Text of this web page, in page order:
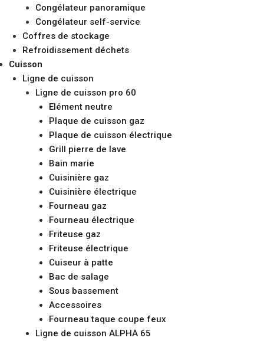
Congélateur panoramique
Congélateur self-service
Coffres de stockage
Refroidissement déchets
Cuisson
Ligne de cuisson
Ligne de cuisson pro 60
Elément neutre
Plaque de cuisson gaz
Plaque de cuisson électrique
Grill pierre de lave
Bain marie
Cuisinière gaz
Cuisinière électrique
Fourneau gaz
Fourneau électrique
Friteuse gaz
Friteuse électrique
Cuiseur à patte
Bac de salage
Sous bassement
Accessoires
Fourneau taque coupe feux
Ligne de cuisson ALPHA 65